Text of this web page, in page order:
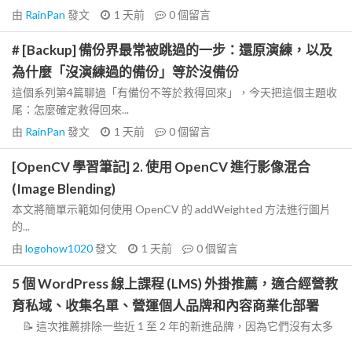
由 RainPan 發文 1 天前 0個留言
# [Backup] 備份界最常被跳過的一步：還原演練，以及
為什麼「沒演練過的備份」等於沒備份
這個系列第4篇聊過「有備份不等於救得回來」，今天把這個主題收
尾：怎麼確定救得回來...
由 RainPan 發文 1 天前 0個留言
[OpenCV 學習筆記] 2. 使用 OpenCV 進行影像混合
(Image Blending)
本文將簡單示範如何使用 OpenCV 的 addWeighted 方法進行圖片
的...
由 logohow1020發文 1 天前 0個留言
5 個 WordPress 線上課程 (LMS) 外掛推薦，適合經營教
育私域、收集名單、營運個人品牌和內容商業化部署
📝 這次推薦排除一些近 1 至 2 年的新進品牌，因為它們沒有太多